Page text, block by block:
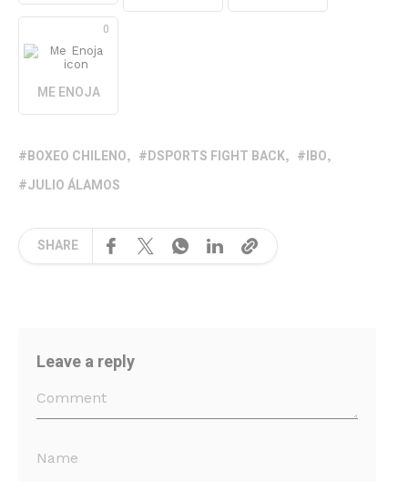
0
ME ENOJA
BOXEO CHILENO DSPORTS FIGHT BACK
IBO
JULIO ÁLAMOS
SHARE
Leave a reply